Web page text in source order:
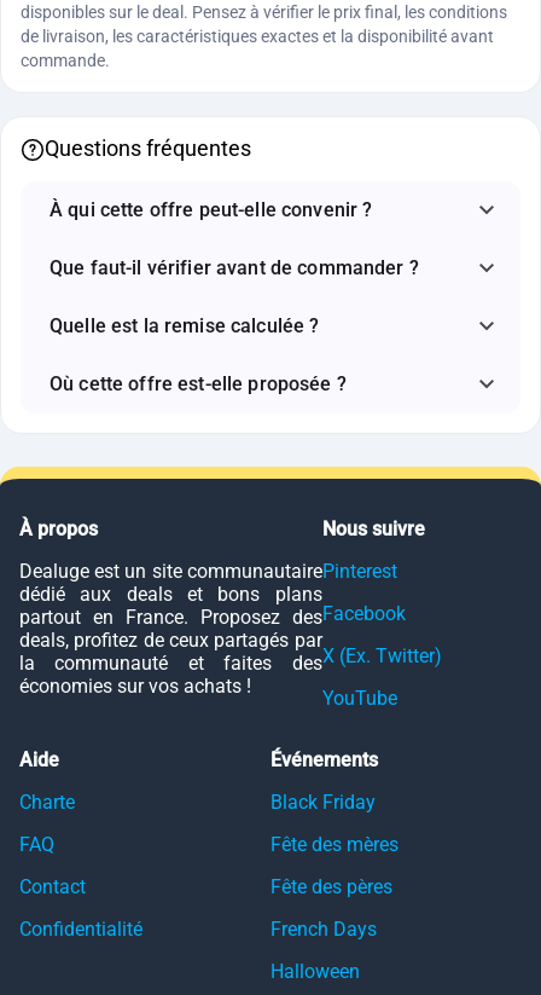
disponibles sur le deal. Pensez à vérifier le prix final, les conditions
de livraison, les caractéristiques exactes et la disponibilité avant
commande.
Questions fréquentes
À qui cette offre peut-elle convenir ?
Que faut-il vérifier avant de commander ?
Quelle est la remise calculée ?
Où cette offre est-elle proposée ?
À propos
Dealuge est un site communautaire
dédié aux deals et bons plans
partout en France. Proposez des
deals, profitez de ceux partagés par
la communauté et faites des
économies sur vos achats !
Nous suivre
Pinterest
Facebook
X (Ex. Twitter)
YouTube
Aide
Charte
FAQ
Contact
Confidentialité
Événements
Black Friday
Fête des mères
Fête des pères
French Days
Halloween